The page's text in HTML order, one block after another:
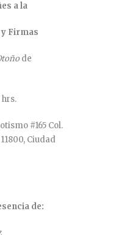
a la
Firmas
de
hrs.
#165 Col.
Ciudad
de: